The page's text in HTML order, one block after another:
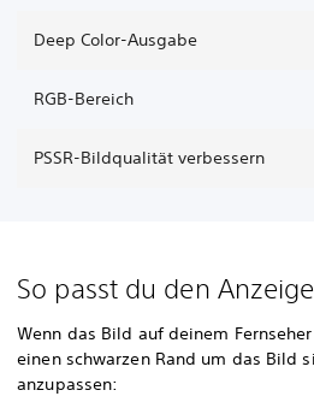
Deep Color-Ausgabe
RGB-Bereich
PSSR-Bildqualität verbessern
So passt du den
Wenn das Bild auf deinem
einen schwarzen Rand um das Bild
anzupassen: